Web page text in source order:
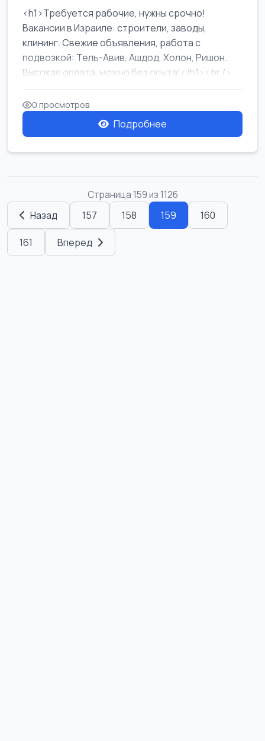
<h1>Требуется рабочие, нужны срочно!
Вакансии в Израиле: строители, заводы,
клининг. Свежие объявления, работа с
подвозкой: Тель-Авив, Ашдод, Холон, Ришон.
Высокая оплата, можно без опыта!</h1><br />
...
0 просмотров
Подробнее
Страница 159 из 1126
Назад 157 158 159 160
161 Вперед